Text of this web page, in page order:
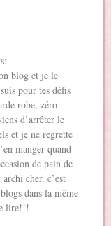
blog et je le
pour tes défis
robe, zéro
d’arrêter le
et je ne regrette
manger quand
de pain de
cher. c’est
dans la même
lire!!!